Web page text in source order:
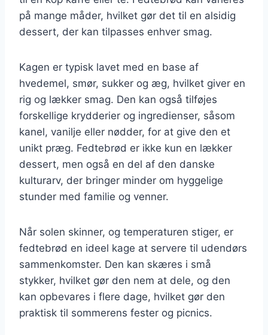
på mange måder, hvilket gør det til en alsidig
dessert, der kan tilpasses enhver smag.
Kagen er typisk lavet med en base af
hvedemel, smør, sukker og æg, hvilket giver en
rig og lækker smag. Den kan også tilføjes
forskellige krydderier og ingredienser, såsom
kanel, vanilje eller nødder, for at give den et
unikt præg. Fedtebrød er ikke kun en lækker
dessert, men også en del af den danske
kulturarv, der bringer minder om hyggelige
stunder med familie og venner.
Når solen skinner, og temperaturen stiger, er
fedtebrød en ideel kage at servere til udendørs
sammenkomster. Den kan skæres i små
stykker, hvilket gør den nem at dele, og den
kan opbevares i flere dage, hvilket gør den
praktisk til sommerens fester og picnics.